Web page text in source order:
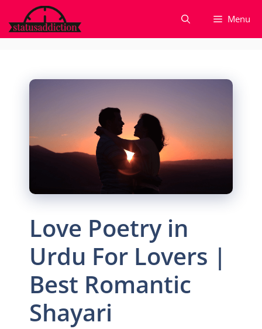
to
content
Menu
Love Poetry in
Urdu For Lovers |
Best Romantic
Shayari